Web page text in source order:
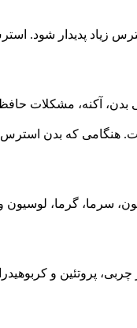
زیاد پدیدار شود.
آکنه، مشکلات
هنگامی که بدن
سرما، گرما، لوسیون
پروتئین و